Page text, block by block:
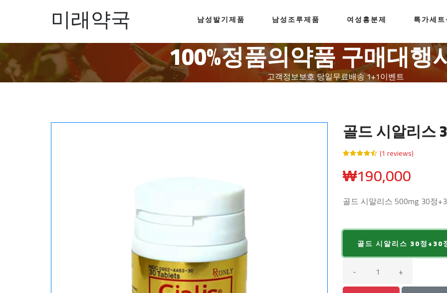
미래약국 남성발기제품 남성조루제품 여성흥분제 특가세
100%정품의약품 구매대행
고객정보보호당일무료배송1+1이벤트
골드 시알리스
(1 reviews)
₩190,000
골드 시알리스 500mg 30정
골드 시알리스 30정+30
- +